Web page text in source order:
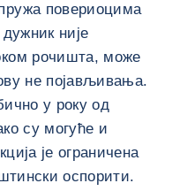
повериоцима
није
рочишта, може
не појављивања.
у року од
су могуће и
је ограничена
оспорити.